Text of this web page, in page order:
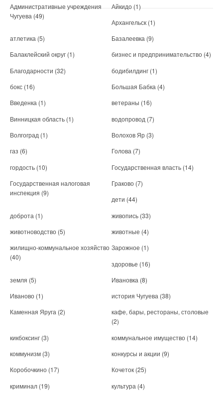
Административные учреждения
Чугуева (49)
Айкидо (1)
Архангельск (1)
атлетика (5) Базалеевка (9)
Балаклейский округ (1) бизнес и предпринимательство (4)
Благодарности (32) бодибилдинг (1)
бокс (16) Большая Бабка (4)
Введенка (1) ветераны (16)
Винницкая область (1) водопровод (7)
Волгоград (1) Волохов Яр (3)
газ (6) Голова (7)
гордость (10) Государственная власть (14)
Государственная налоговая
инспекция (9)
Граково (7)
дети (44)
доброта (1) живопись (33)
животноводство (5) животные (4)
жилищно-коммунальное хозяйство
(40)
Зарожное (1)
здоровье (16)
земля (5) Ивановка (8)
Иваново (1) история Чугуева (38)
Каменная Яруга (2)
кафе, бары, рестораны, столовые
(2)
кикбоксинг (3) коммунальное имущество (14)
коммунизм (3) конкурсы и акции (9)
Коробочкино (17) Кочеток (25)
криминал (19) культура (4)